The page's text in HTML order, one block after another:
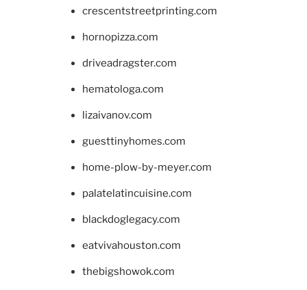
crescentstreetprinting.com
hornopizza.com
driveadragster.com
hematologa.com
lizaivanov.com
guesttinyhomes.com
home-plow-by-meyer.com
palatelatincuisine.com
blackdoglegacy.com
eatvivahouston.com
thebigshowok.com